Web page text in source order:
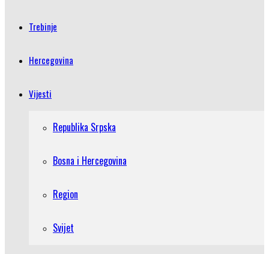
Trebinje
Hercegovina
Vijesti
Republika Srpska
Bosna i Hercegovina
Region
Svijet